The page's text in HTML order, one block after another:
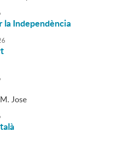
la Independència
Jose